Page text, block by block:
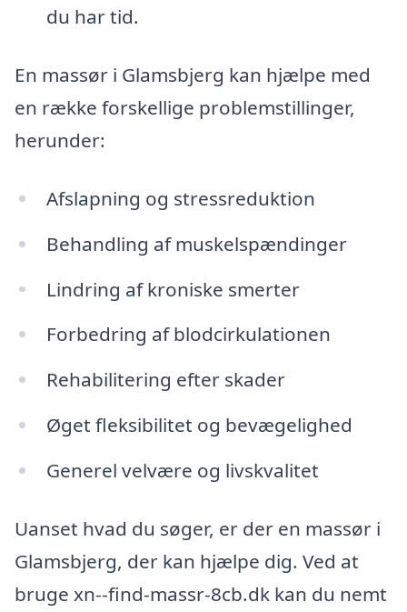
du har tid.
En massør i Glamsbjerg kan hjælpe med
en række forskellige problemstillinger,
herunder:
Afslapning og stressreduktion
Behandling af muskelspændinger
Lindring af kroniske smerter
Forbedring af blodcirkulationen
Rehabilitering efter skader
Øget fleksibilitet og bevægelighed
Generel velvære og livskvalitet
Uanset hvad du søger, er der en massør i
Glamsbjerg, der kan hjælpe dig. Ved at
bruge xn--find-massr-8cb.dk kan du nemt